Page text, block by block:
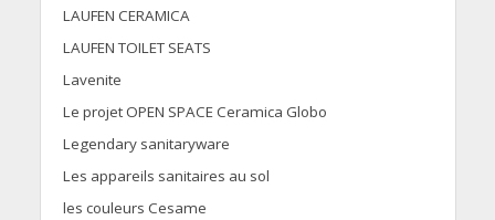
LAUFEN CERAMICA
LAUFEN TOILET SEATS
Lavenite
Le projet OPEN SPACE Ceramica Globo
Legendary sanitaryware
Les appareils sanitaires au sol
les couleurs Cesame